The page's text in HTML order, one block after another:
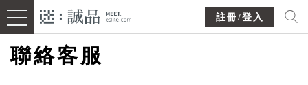
註冊/登入
聯絡客服